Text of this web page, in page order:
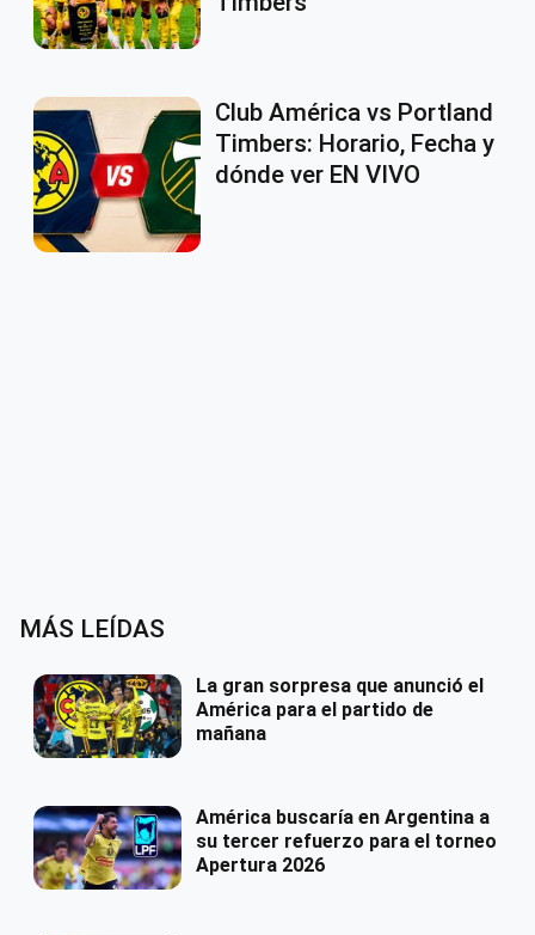
Club América vs Portland
Timbers: Horario, Fecha y
dónde ver EN VIVO
MÁS LEÍDAS
La gran sorpresa que anunció el
América para el partido de
mañana
América buscaría en Argentina a
su tercer refuerzo para el torneo
Apertura 2026